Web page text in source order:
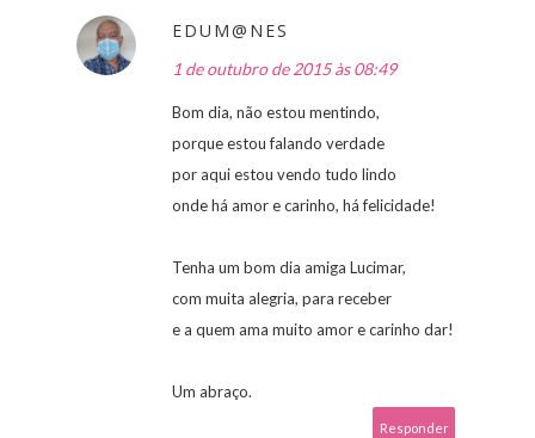
EDUM@NES
1 de outubro de 2015 às 08:49
Bom dia, não estou mentindo,
porque estou falando verdade
por aqui estou vendo tudo lindo
onde há amor e carinho, há felicidade!
Tenha um bom dia amiga Lucimar,
com muita alegria, para receber
e a quem ama muito amor e carinho dar!
Um abraço.
Responder